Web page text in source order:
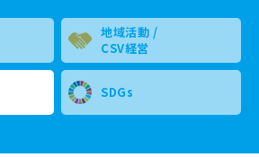
地域活動 /
CSV経営
SDGs